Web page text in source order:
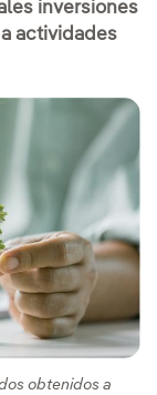
inversiones
actividades
obtenidos a